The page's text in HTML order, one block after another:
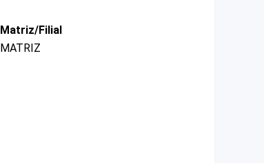
Matriz/Filial
MATRIZ